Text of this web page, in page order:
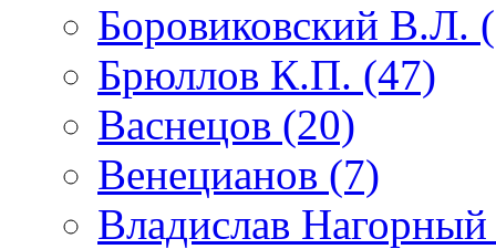
Боровиковский В.Л.
Брюллов К.П. (47)
Васнецов (20)
Венецианов (7)
Владислав